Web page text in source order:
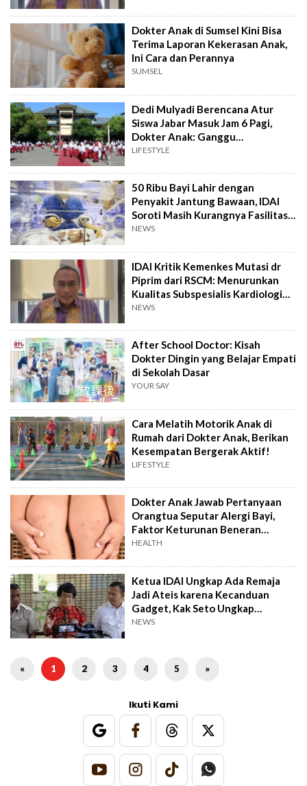
Dokter Anak di Sumsel Kini Bisa
Terima Laporan Kekerasan Anak,
Ini Cara dan Perannya
SUMSEL
Dedi Mulyadi Berencana Atur
Siswa Jabar Masuk Jam 6 Pagi,
Dokter Anak: Ganggu
Perkembangan
LIFESTYLE
50 Ribu Bayi Lahir dengan
Penyakit Jantung Bawaan, IDAI
Soroti Masih Kurangnya Fasilitas
RS
NEWS
IDAI Kritik Kemenkes Mutasi dr
Piprim dari RSCM: Menurunkan
Kualitas Subspesialis Kardiologi
Anak
NEWS
After School Doctor: Kisah
Dokter Dingin yang Belajar Empati
di Sekolah Dasar
YOUR SAY
Cara Melatih Motorik Anak di
Rumah dari Dokter Anak, Berikan
Kesempatan Bergerak Aktif!
LIFESTYLE
Dokter Anak Jawab Pertanyaan
Orangtua Seputar Alergi Bayi,
Faktor Keturunan Beneran
Berpengaruh?
HEALTH
Ketua IDAI Ungkap Ada Remaja
Jadi Ateis karena Kecanduan
Gadget, Kak Seto Ungkap
Penyebabnya
NEWS
« 1 2 3 4 5 »
Ikuti Kami